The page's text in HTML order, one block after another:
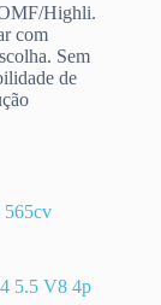
Highli.
com
Sem
de
5.5 V8 4p